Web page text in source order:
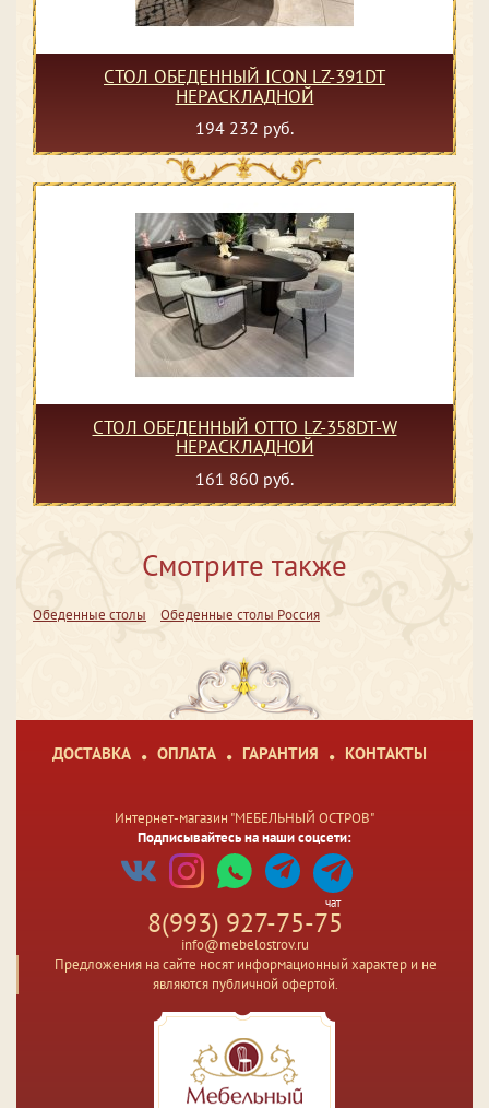
СТОЛ ОБЕДЕННЫЙ ICON LZ-391DT
НЕРАСКЛАДНОЙ
194 232 руб.
СТОЛ ОБЕДЕННЫЙ OTTO LZ-358DT-W
НЕРАСКЛАДНОЙ
161 860 руб.
Смотрите также
Обеденные столы Обеденные столы Россия
ДОСТАВКА ОПЛАТА ГАРАНТИЯ КОНТАКТЫ
Интернет-магазин "МЕБЕЛЬНЫЙ ОСТРОВ"
Подписывайтесь на наши соцсети:
чат
8(993) 927-75-75
info@mebelostrov.ru
Предложения на сайте носят информационный характер и не
являются публичной офертой.